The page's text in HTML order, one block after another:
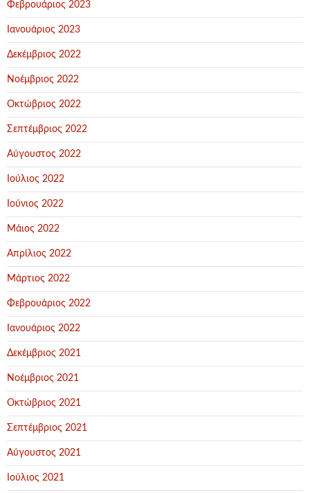
Φεβρουάριος 2023
Ιανουάριος 2023
Δεκέμβριος 2022
Νοέμβριος 2022
Οκτώβριος 2022
Σεπτέμβριος 2022
Αύγουστος 2022
Ιούλιος 2022
Ιούνιος 2022
Μάιος 2022
Απρίλιος 2022
Μάρτιος 2022
Φεβρουάριος 2022
Ιανουάριος 2022
Δεκέμβριος 2021
Νοέμβριος 2021
Οκτώβριος 2021
Σεπτέμβριος 2021
Αύγουστος 2021
Ιούλιος 2021